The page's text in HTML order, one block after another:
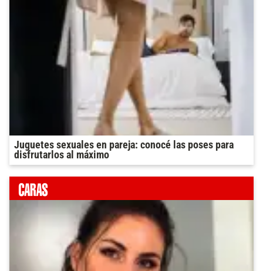
Juguetes sexuales en pareja: conocé las poses para
disfrutarlos al máximo